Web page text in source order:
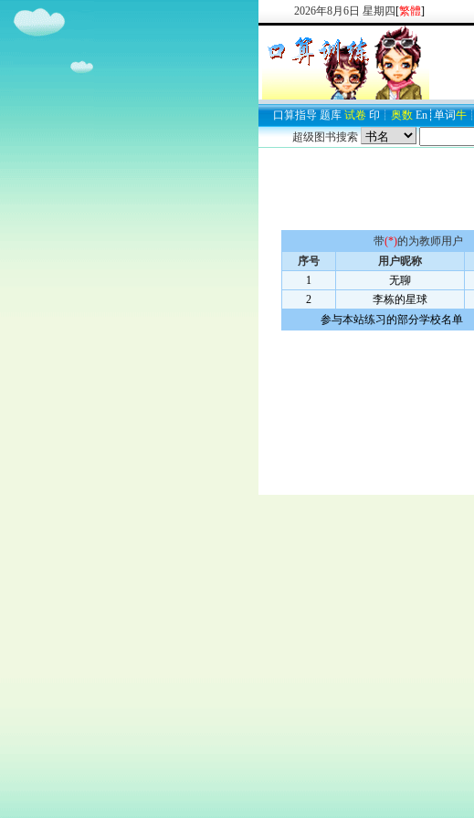
2026年8月 6日 星期四 [繁體]
口算指导 题库 试卷 印 ┊ 奥数 En ┊ 单词牛 ┊
超级图书搜索
带(*)的为教师用户
序号
用户昵称
1
无聊
2
李栋的星球
参与本站练习的部分学校名单